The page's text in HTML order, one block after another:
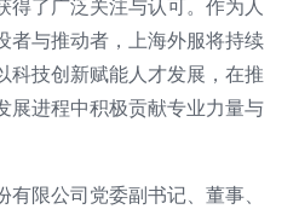
得了广泛关注与认可。作为人
者与推动者，上海外服将持续
科技创新赋能人才发展，在推
展进程中积极贡献专业力量与
限公司党委副书记、董事、